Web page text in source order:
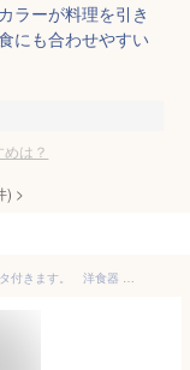
ラーが料理を引き
にも合わせやすい
は？
) >
ガラスそうめん盛鉢(※アウトレット商品の為、ガタ付きます。 洋食器 ガラス 大鉢 大皿 麺鉢 そうめん鉢 ボウル 盛鉢 業務用 業務用食器 アウトレット 訳あり)